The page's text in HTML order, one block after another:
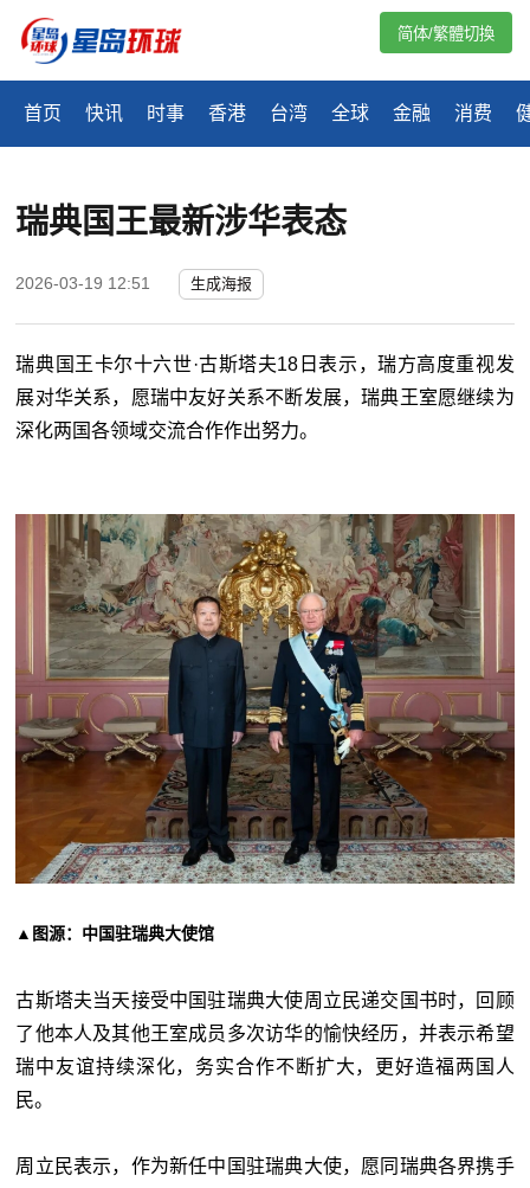
首页 快讯 时事 香港 台湾 全球 金融 消费
简体/繁體切換
瑞典国王最新涉华表态
2026-03-19 12:51 生成海报
瑞典国王卡尔十六世·古斯塔夫18日表示，瑞方高度重视发
展对华关系，愿瑞中友好关系不断发展，瑞典王室愿继续为
深化两国各领域交流合作作出努力。
▲图源：中国驻瑞典大使馆
古斯塔夫当天接受中国驻瑞典大使周立民递交国书时，回顾
了他本人及其他王室成员多次访华的愉快经历，并表示希望
瑞中友谊持续深化，务实合作不断扩大，更好造福两国人
民。
周立民表示，作为新任中国驻瑞典大使，愿同瑞典各界携手